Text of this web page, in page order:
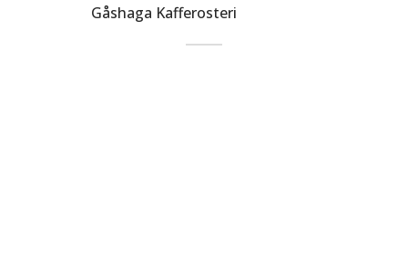
Gåshaga Kafferosteri